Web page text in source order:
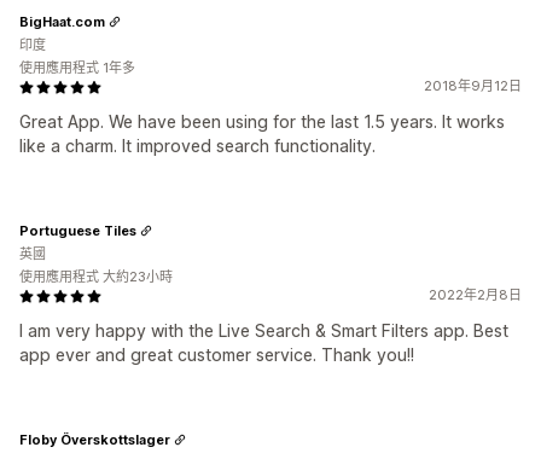
2018年9月12日
Great App. We have been using for the last 1.5 years. It works
like a charm. It improved search functionality.
BigHaat.com
印度
使用應用程式 1年多
2022年2月8日
I am very happy with the Live Search & Smart Filters app. Best
app ever and great customer service. Thank you!!
Portuguese Tiles
英國
使用應用程式 大約23小時
Floby Överskottslager